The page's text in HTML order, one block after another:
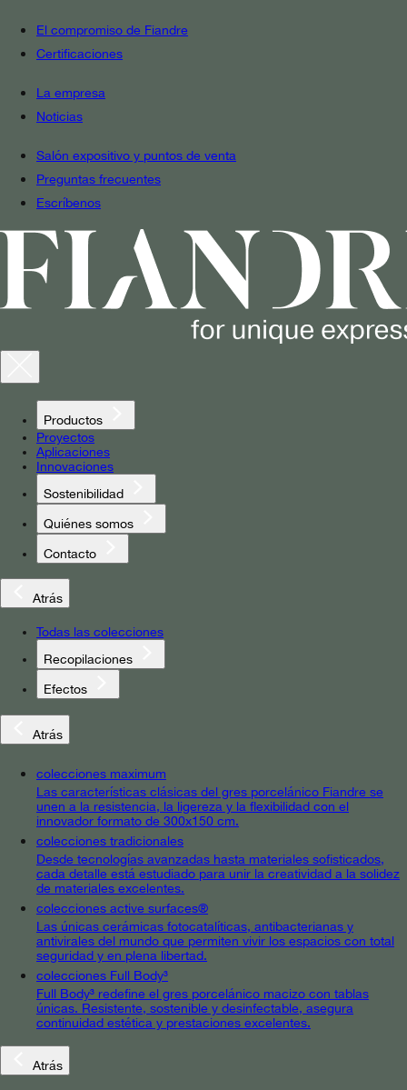
El compromiso de Fiandre
Certificaciones
La empresa
Noticias
Salón expositivo y puntos de venta
Preguntas frecuentes
Escríbenos
Productos
Proyectos
Aplicaciones
Innovaciones
Sostenibilidad
Quiénes somos
Contacto
Atrás
Todas las colecciones
Recopilaciones
Efectos
Atrás
colecciones maximum
Las características clásicas del gres porcelánico Fiandre se
unen a la resistencia, la ligereza y la flexibilidad con el
innovador formato de 300x150 cm.
colecciones tradicionales
Desde tecnologías avanzadas hasta materiales sofisticados,
cada detalle está estudiado para unir la creatividad a la solidez
de materiales excelentes.
colecciones active surfaces®
Las únicas cerámicas fotocatalíticas, antibacterianas y
antivirales del mundo que permiten vivir los espacios con total
seguridad y en plena libertad.
colecciones Full Body³
Full Body³ redefine el gres porcelánico macizo con tablas
únicas. Resistente, sostenible y desinfectable, asegura
continuidad estética y prestaciones excelentes.
Atrás